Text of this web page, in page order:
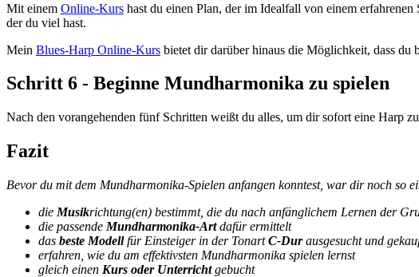
Mit einem Online-Kurs hast du einen Plan, der im Idealfall von einem
der du viel hast.
Mein Blues-Harp Online-Kurs bietet dir darüber hinaus die Möglichkeit, dass du
Schritt 6 - Beginne Mundharmonika zu spielen
Nach den vorangehenden fünf Schritten weißt du alles, um dir sofort eine Harp
Fazit
Bevor du mit dem Mundharmonika-Spielen anfangen konntest, war dir noch so
die Musikrichtung(en) bestimmt, die du nach anfänglichem Lernen der
die passende Mundharmonika-Artdafür ermittelt
das beste Modellfür Einsteiger in der TonartC-Durausgesucht und
erfahren, wie du am effektivsten Mundharmonika spielen lernst
gleich einen Kurs oder Unterrichtgebucht